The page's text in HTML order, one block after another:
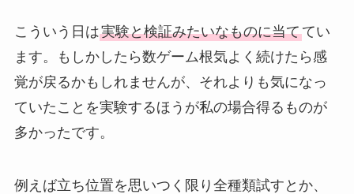
こういう日は実験と検証みたいなものに当ててい
ます。もしかしたら数ゲーム根気よく続けたら感
覚が戻るかもしれませんが、それよりも気になっ
ていたことを実験するほうが私の場合得るものが
多かったです。
例えば立ち位置を思いつく限り全種類試すとか、